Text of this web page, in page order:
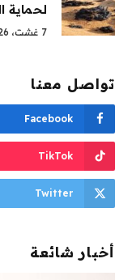
لحماية
7 غشت، 2026
تواصل معنا
Facebook
TikTok
Twitter
أخبار شائعة